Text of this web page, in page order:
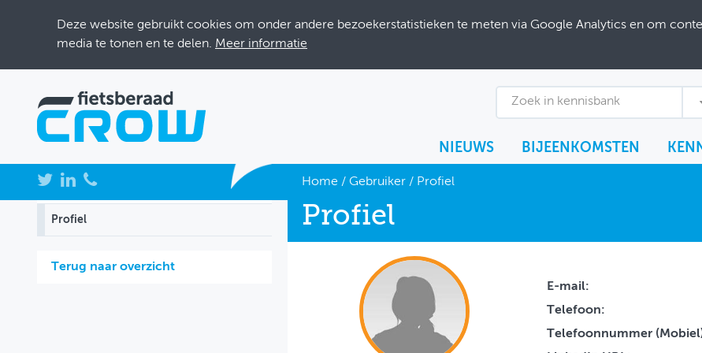
Deze website gebruikt cookies om onder andere bezoekerstatistieken te meten via Google Analytics en om
media te tonen en te delen. Meer informatie
Zoek in kennisbank
NIEUWS BIJEENKOMSTEN
NIEUWS
BIJEENKOMSTEN
Home / Gebruiker/ Profiel
Profiel
Terug naar overzicht
Profiel
E-mail:
Telefoon:
Telefoonnummer